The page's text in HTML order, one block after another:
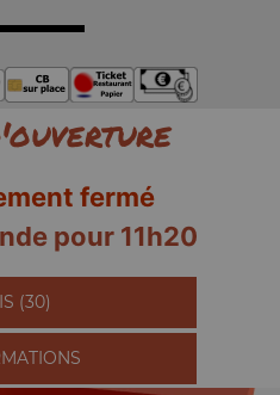
fermé
pour 11h20
(30)